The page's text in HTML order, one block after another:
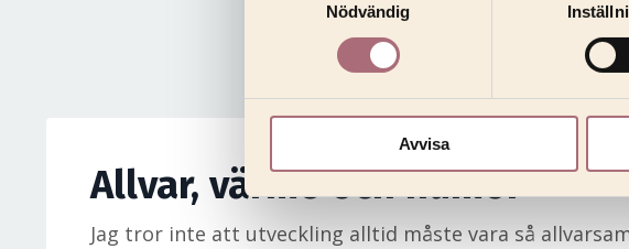
Nödvändig
Avvisa
Allvar, värme och humor
Jag tror inte att utveckling alltid måste vara så